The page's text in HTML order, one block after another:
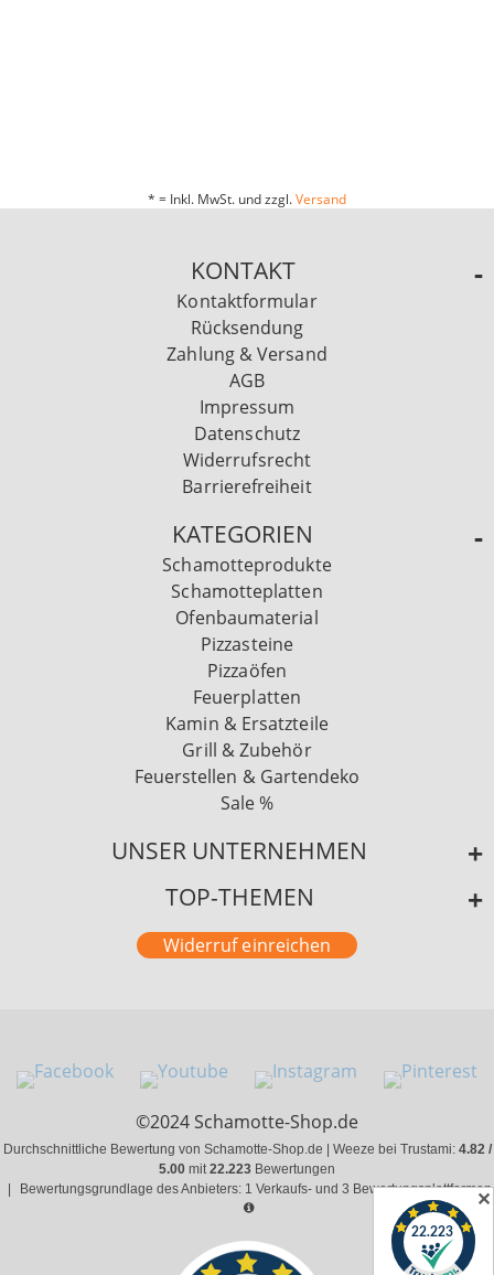
* = Inkl. MwSt. und zzgl.Versand
KONTAKT
Kontaktformular
Rücksendung
Zahlung & Versand
AGB
Impressum
Datenschutz
Widerrufsrecht
Barrierefreiheit
KATEGORIEN
Schamotteprodukte
Schamotteplatten
Ofenbaumaterial
Pizzasteine
Pizzaöfen
Feuerplatten
Kamin & Ersatzteile
Grill & Zubehör
Feuerstellen & Gartendeko
Sale %
UNSER UNTERNEHMEN
TOP-THEMEN
Widerruf einreichen
©2024 Schamotte-Shop.de
Durchschnittliche Bewertung von Schamotte-Shop.de | Weeze bei Trustami: 4.82 /
5.00 mit22.223 Bewertungen
Bewertungsgrundlage des Anbieters: 1 Verkaufs- und 3 Bewertungsplattformen
✕